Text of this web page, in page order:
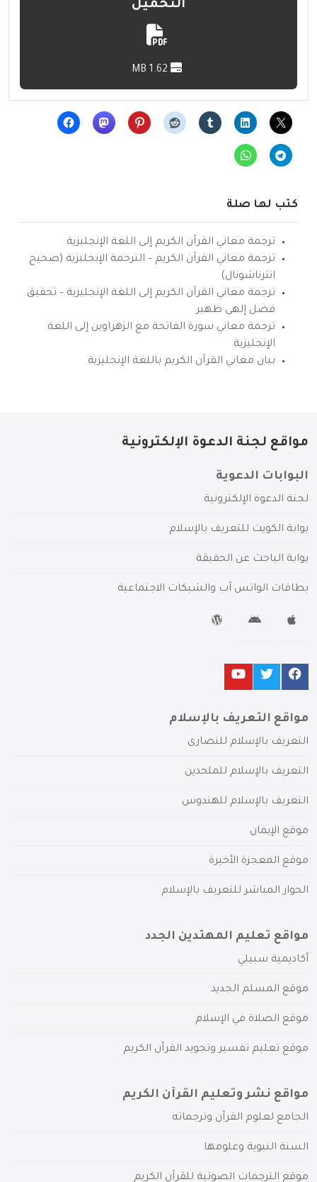
التحميل
كتب لها صلة
ترجمة معاني القرآن الكريم إلى اللغة الإنجليزية
ترجمة معاني القرآن الكريم – الترجمة الإنجليزية (صحيح
انترناشونال)
ترجمة معاني القرآن الكريم إلى اللغة الإنجليزية – تحقيق
فضل إلهي ظهير
ترجمة معاني سورة الفاتحة مع الزهراوين إلى اللغة
الإنجليزية
بيان معاني القرآن الكريم باللغة الإنجليزية
مواقع لجنة الدعوة الإلكترونية
البوابات الدعوية
لجنة الدعوة الإلكترونية
بوابة الكويت للتعريف بالإسلام
بوابة الباحث عن الحقيقة
بطاقات الواتس آب والشبكات الاجتماعية
مواقع التعريف بالإسلام
التعريف بالإسلام للنصارى
التعريف بالإسلام للملحدين
التعريف بالإسلام للهندوس
موقع الإيمان
موقع المعجزة الأخيرة
الحوار المباشر للتعريف بالإسلام
مواقع تعليم المهتدين الجدد
أكاديمية سبيلي
موقع المسلم الجديد
موقع الصلاة في الإسلام
موقع تعليم تفسير وتجويد القرآن الكريم
مواقع نشر وتعليم القرآن الكريم
الجامع لعلوم القرآن وترجماته
السنة النبوية وعلومها
موقع الترجمات الصوتية للقرآن الكريم